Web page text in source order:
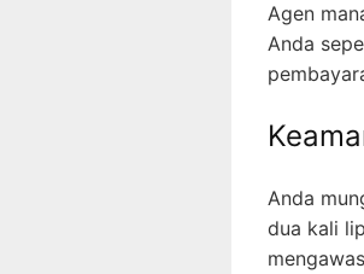
Agen
Anda
Anda
dua kali